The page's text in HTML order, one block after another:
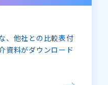
、他社との比較表付
資料がダウンロード